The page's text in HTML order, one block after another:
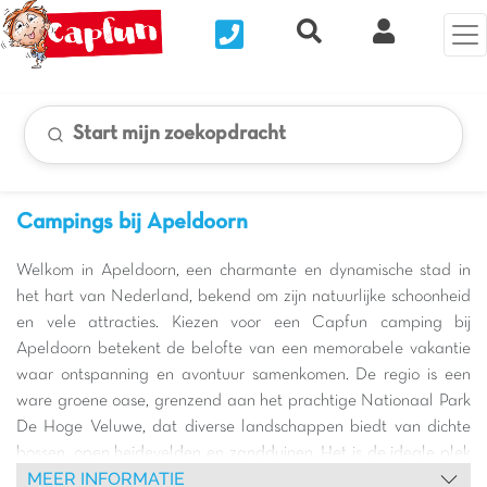
Nous contacterRecherche rapide
Mijn Clix
Start mijn zoekopdracht
Campings bij Apeldoorn
Welkom in Apeldoorn, een charmante en dynamische stad in
het hart van Nederland, bekend om zijn natuurlijke schoonheid
en vele attracties. Kiezen voor een Capfun camping bij
Apeldoorn betekent de belofte van een memorabele vakantie
waar ontspanning en avontuur samenkomen. De regio is een
ware groene oase, grenzend aan het prachtige Nationaal Park
De Hoge Veluwe, dat diverse landschappen biedt van dichte
bossen, open heidevelden en zandduinen. Het is de ideale plek
voor natuurliefhebbers en gezinnen die op zoek zijn naar ruimte
MEER INFORMATIE